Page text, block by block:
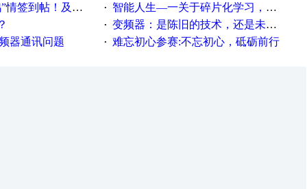
时更新在线研讨会预告
·
智能人生—一关于碎片化学习，看这一篇就够了！
· 变频器：是陈旧的技术，还是未来的幕后英雄？
器通讯问题
· 难忘初心参赛:不忘初心，砥砺前行